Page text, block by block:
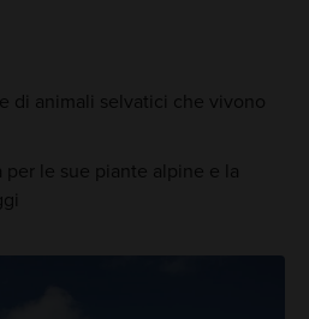
di animali selvatici che vivono
per le sue piante alpine e la